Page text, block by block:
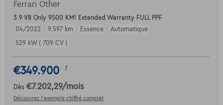
Ferrari Other
3.9 V8 Only 9500 KM! Extended Warranty FULL PPF
04/2022
9.597 km Essence
Automatique
529 kW ( 709 CV )
€349.900 1
Dès €7.202,29/mois
Découvrez l’exemple chiffré complet